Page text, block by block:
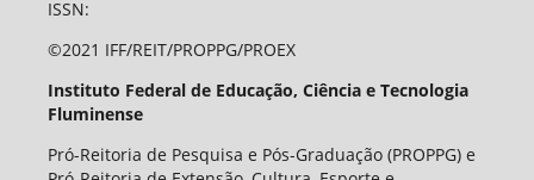
ISSN:
©2021 IFF/REIT/PROPPG/PROEX
Instituto Federal de Educação, Ciência e Tecnologia
Fluminense
Pró-Reitoria de Pesquisa e Pós-Graduação (PROPPG) e